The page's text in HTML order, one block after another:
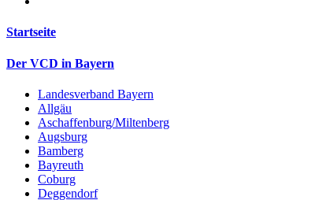
Startseite
Der VCD in Bayern
Landesverband Bayern
Allgäu
Aschaffenburg/Miltenberg
Augsburg
Bamberg
Bayreuth
Coburg
Deggendorf